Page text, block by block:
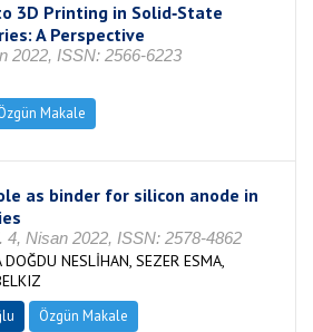
3D Printing in Solid‐State
A Perspective
2022, ISSN: 2566-6223
Makale
as binder for silicon anode in
4, Nisan 2022, ISSN: 2578-4862
DOĞDU NESLİHAN, SEZER ESMA,
Özgün Makale